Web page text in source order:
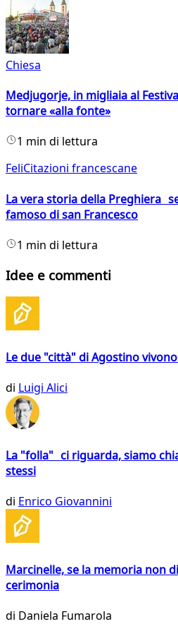
Chiesa
Medjugorje, in migliaia al
tornare «alla fonte»
1 min di lettura
FeliCitazioni francescane
La vera storia della Preghiera
famoso di san Francesco
1 min di lettura
Idee e commenti
Le due "città" di Agostino
di Luigi Alici
La "folla" ci riguarda, siamo
stessi
di Enrico Giovannini
Marcinelle, se la memoria non
cerimonia
di Daniela Fumarola